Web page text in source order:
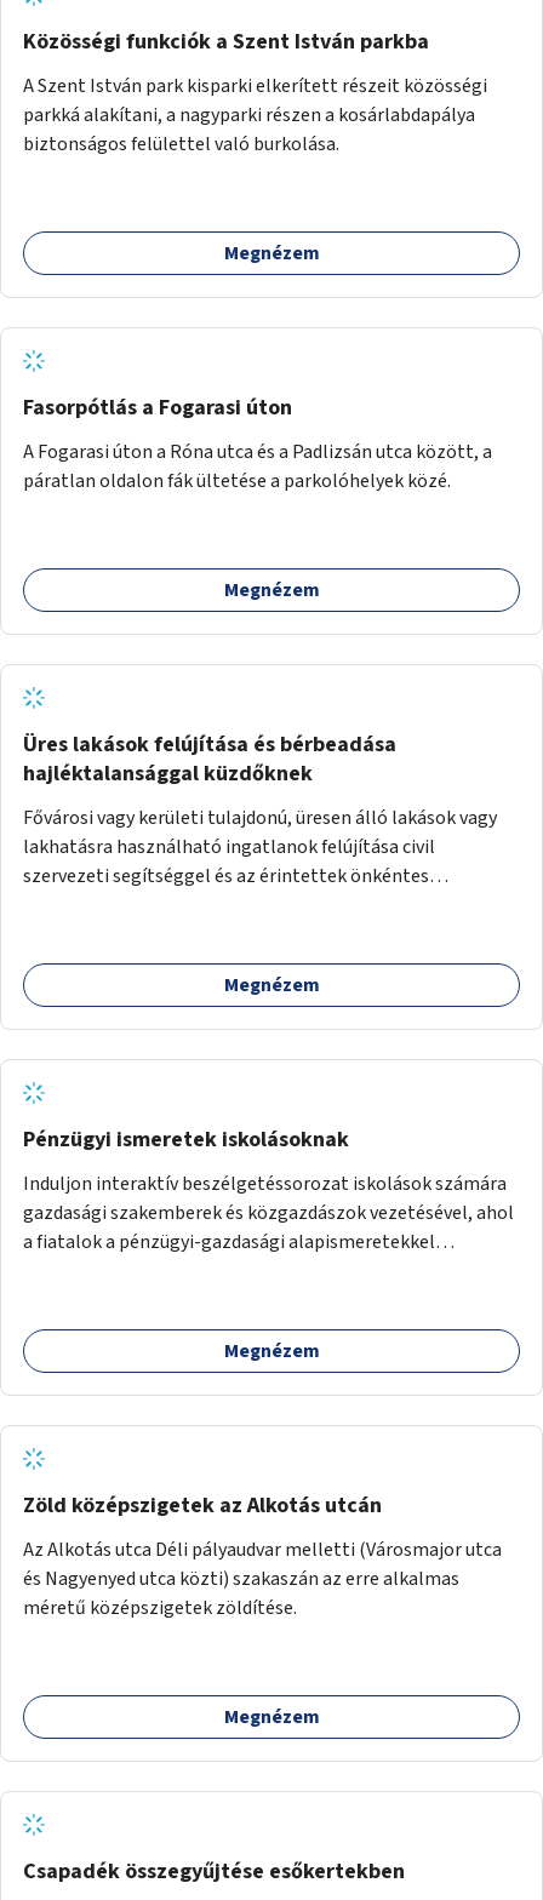
Közösségi funkciók a Szent István parkba
A Szent István park kisparki elkerített részeit közösségi
parkká alakítani, a nagyparki részen a kosárlabdapálya
biztonságos felülettel való burkolása.
Megnézem
Fasorpótlás a Fogarasi úton
A Fogarasi úton a Róna utca és a Padlizsán utca között, a
páratlan oldalon fák ültetése a parkolóhelyek közé.
Megnézem
Üres lakások felújítása és bérbeadása
hajléktalansággal küzdőknek
Fővárosi vagy kerületi tulajdonú, üresen álló lakások vagy
lakhatásra használható ingatlanok felújítása civil
szervezeti segítséggel és az érintettek önkéntes
Megnézem
Pénzügyi ismeretek iskolásoknak
Induljon interaktív beszélgetéssorozat iskolások számára
gazdasági szakemberek és közgazdászok vezetésével, ahol
a fiatalok a pénzügyi-gazdasági alapismeretekkel
számára, önkormányzati intézményben vagy külső
helyszínen iskolai együttműködéssel. A szervezést az
gyerekek bevonására is. A program pilot jelleggel indulna,
több korosztály számára.
Megnézem
Zöld középszigetek az Alkotás utcán
Az Alkotás utca Déli pályaudvar melletti (Városmajor utca
és Nagyenyed utca közti) szakaszán az erre alkalmas
méretű középszigetek zöldítése.
Megnézem
Csapadék összegyűjtése esőkertekben